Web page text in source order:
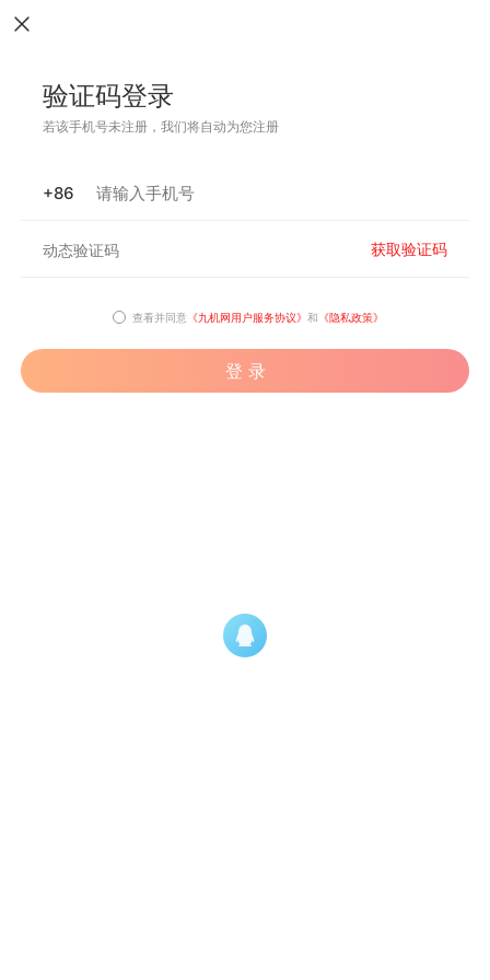
验证码登录
若该手机号未注册，我们将自动为您注册
+86
获取验证码
查看并同意 《九机网用户服务协议》 和 《隐私政策》
登 录